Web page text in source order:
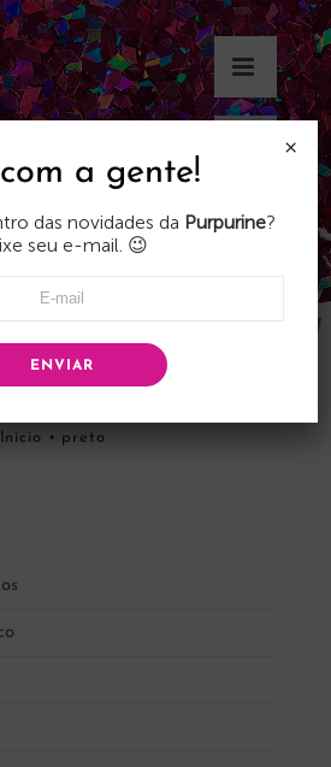
Início • preto
a gente!
das novidades da Purpurine?
seu e-mail. 😉
ENVIAR
×